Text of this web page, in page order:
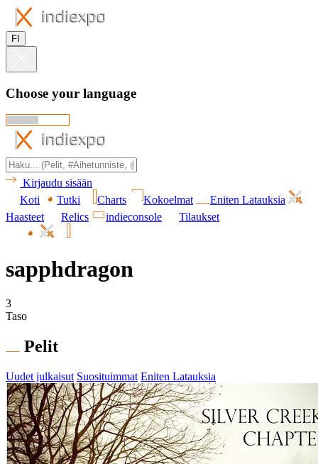
FI
Choose your language
Kirjaudu sisään
Koti
Tutki Charts Kokoelmat
Eniten Latauksia
Haasteet
Relics indieconsole Tilaukset
sapphdragon
3
Taso
Pelit
Uudet julkaisut Suosituimmat Eniten Latauksia